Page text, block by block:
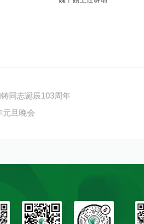
同志诞辰103周年
元旦晚会